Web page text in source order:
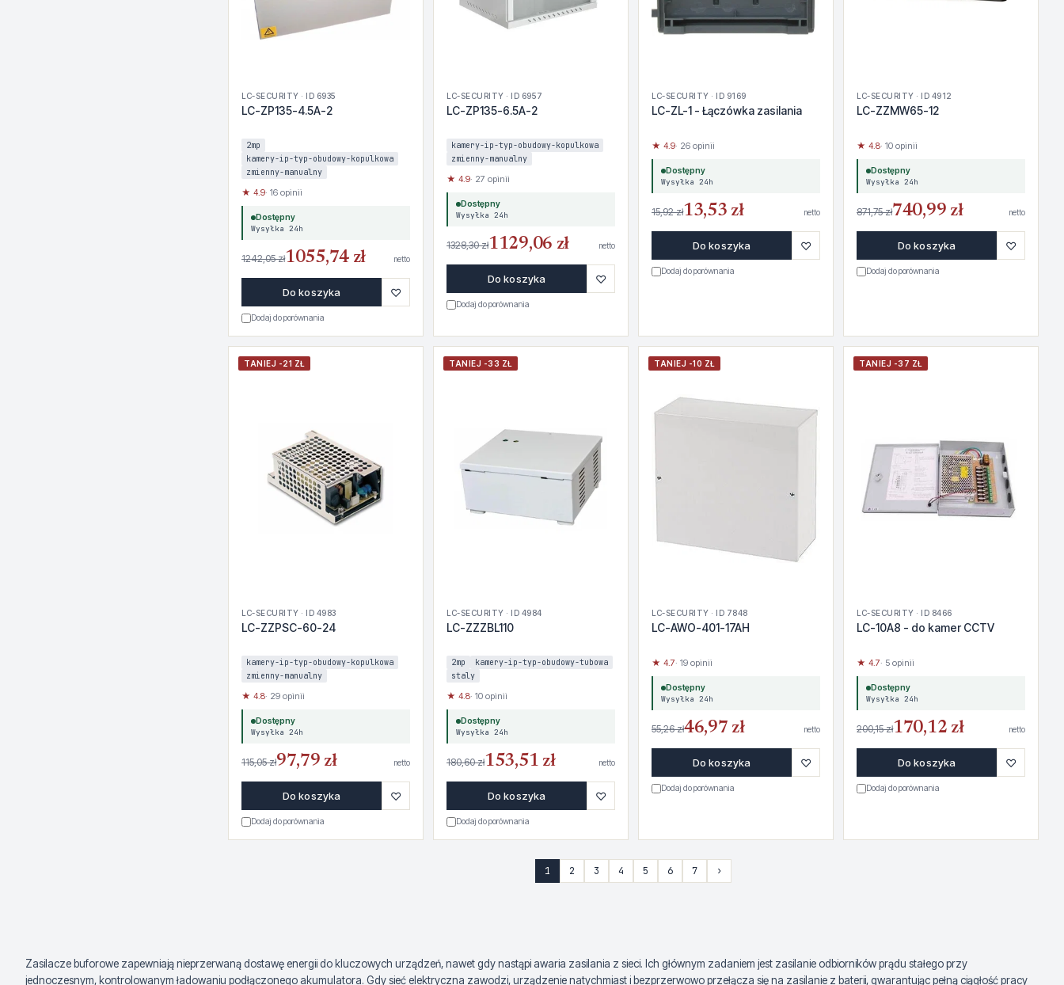
LC-SECURITY · ID 6935
LC-ZP135-4.5A-2
2mp
kamery-ip-typ-obudowy-kopulkowa
zmienny-manualny
★ 4.9· 16 opinii
Dostępny
Wysyłka 24h
1242,05 zł1055,74 zł netto
Do koszyka ♡
Dodaj do porównania
LC-SECURITY · ID 6957
LC-ZP135-6.5A-2
kamery-ip-typ-obudowy-kopulkowa
zmienny-manualny
★ 4.9· 27 opinii
Dostępny
Wysyłka 24h
1328,30 zł1129,06 zł netto
Do koszyka ♡
Dodaj do porównania
LC-SECURITY · ID 9169
LC-ZL-1 - Łączówka zasilania
★ 4.9· 26 opinii
Dostępny
Wysyłka 24h
15,92 zł13,53 zł netto
Do koszyka ♡
Dodaj do porównania
LC-SECURITY · ID 4912
LC-ZZMW65-12
★ 4.8· 10 opinii
Dostępny
Wysyłka 24h
871,75 zł740,99 zł netto
Do koszyka ♡
Dodaj do porównania
TANIEJ -21 ZŁ
LC-SECURITY · ID 4983
LC-ZZPSC-60-24
kamery-ip-typ-obudowy-kopulkowa
zmienny-manualny
★ 4.8· 29 opinii
Dostępny
Wysyłka 24h
115,05 zł97,79 zł netto
Do koszyka ♡
Dodaj do porównania
TANIEJ -33 ZŁ
LC-SECURITY · ID 4984
LC-ZZZBL110
2mp
kamery-ip-typ-obudowy-tubowa
staly
★ 4.8· 10 opinii
Dostępny
Wysyłka 24h
180,60 zł153,51 zł netto
Do koszyka ♡
Dodaj do porównania
TANIEJ -10 ZŁ
LC-SECURITY · ID 7848
LC-AWO-401-17AH
★ 4.7· 19 opinii
Dostępny
Wysyłka 24h
55,26 zł46,97 zł netto
Do koszyka ♡
Dodaj do porównania
TANIEJ -37 ZŁ
LC-SECURITY · ID 8466
LC-10A8 - do kamer CCTV
★ 4.7· 5 opinii
Dostępny
Wysyłka 24h
200,15 zł170,12 zł netto
Do koszyka ♡
Dodaj do porównania
1 2 3 4 5 6 7 ›
Zasilacze buforowe zapewniają nieprzerwaną dostawę energii do kluczowych urządzeń, nawet gdy nastąpi awaria zasilania z sieci. Ich głównym zadaniem jest zasilanie odbiorników prądu stałego przy
jednoczesnym, kontrolowanym ładowaniu podłączonego akumulatora. Gdy sieć elektryczna zawodzi, urządzenie natychmiast i bezprzerwowo przełącza się na zasilanie z baterii, gwarantując pełną ciągłość pracy